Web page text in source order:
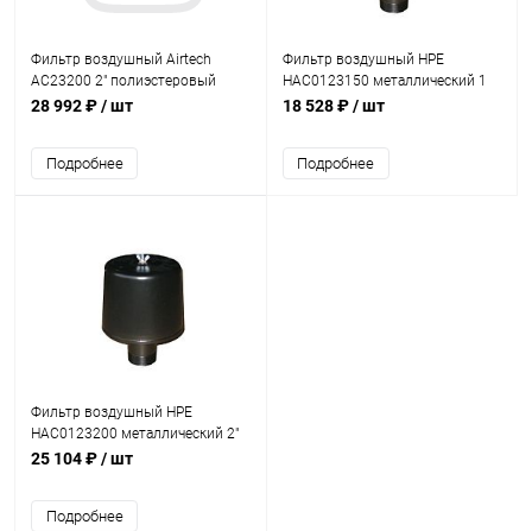
Фильтр воздушный Airtech
AC23200 2" полиэстеровый
картридж (0501350)
28 992 ₽/ шт
Подробнее
Фильтр воздушный HPE
HAC0123150 металлический 1
1/2" (HAC0123150)
18 528 ₽/ шт
Подробнее
Фильтр воздушный HPE
HAC0123200 металлический 2"
(HAC0123200)
25 104 ₽/ шт
Подробнее